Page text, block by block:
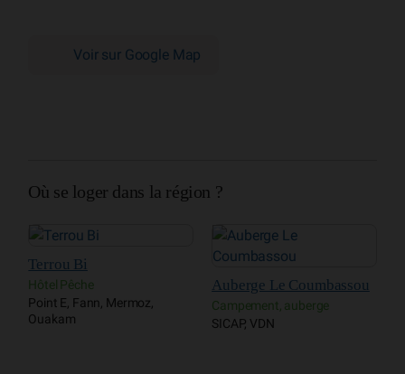
Voir sur Google Map
Où se loger dans la région ?
Terrou Bi
Hôtel Pêche
Point E, Fann, Mermoz,
Ouakam
Auberge Le Coumbassou
Campement, auberge
SICAP, VDN